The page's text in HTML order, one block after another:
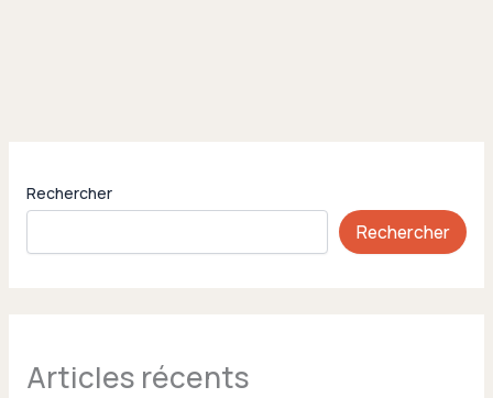
Rechercher
Rechercher
Articles récents